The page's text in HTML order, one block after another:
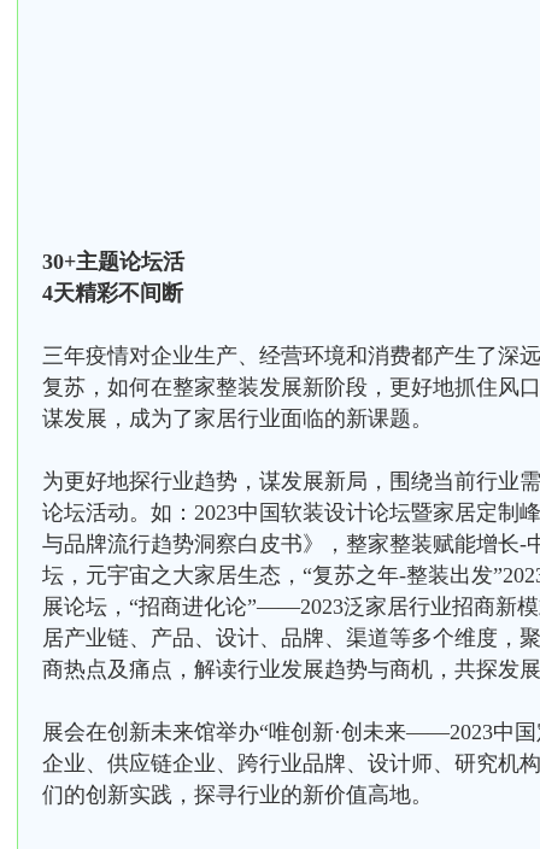
30+主题论坛活
4天精彩不间断
三年疫情对企业生产、经营环境和消费都产生了深
复苏，如何在整家整装发展新阶段，更好地抓住风
谋发展，成为了家居行业面临的新课题。
为更好地探行业趋势，谋发展新局，围绕当前行业
论坛活动。如：2023中国软装设计论坛暨家居定制
与品牌流行趋势洞察白皮书》，整家整装赋能增长-
坛，元宇宙之大家居生态，“复苏之年-整装出发
展论坛，“招商进化论”——2023泛家居行业招商新
居产业链、产品、设计、品牌、渠道等多个维度，
商热点及痛点，解读行业发展趋势与商机，共探发
展会在创新未来馆举办“唯创新·创未来——2023中
企业、供应链企业、跨行业品牌、设计师、研究机
们的创新实践，探寻行业的新价值高地。